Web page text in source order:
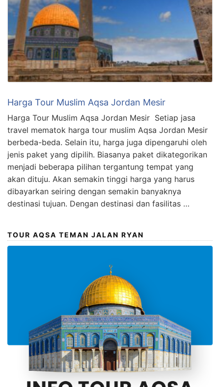
Harga Tour Muslim Aqsa Jordan Mesir
Harga Tour Muslim Aqsa Jordan Mesir Setiap jasa
travel mematok harga tour muslim Aqsa Jordan Mesir
berbeda-beda. Selain itu, harga juga dipengaruhi oleh
jenis paket yang dipilih. Biasanya paket dikategorikan
menjadi beberapa pilihan tergantung tempat yang
akan dituju. Akan semakin tinggi harga yang harus
dibayarkan seiring dengan semakin banyaknya
destinasi tujuan. Dengan destinasi dan fasilitas …
TOUR AQSA TEMAN JALAN RYAN